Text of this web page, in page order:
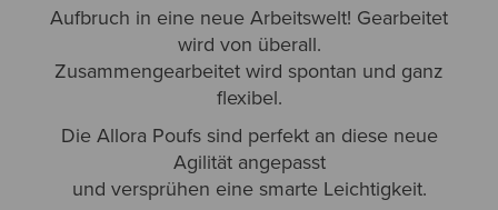
Aufbruch in eine neue Arbeitswelt! Gearbeitet
wird von überall.
Zusammengearbeitet wird spontan und ganz
flexibel.
Die Allora Poufs sind perfekt an diese neue
Agilität angepasst
und versprühen eine smarte Leichtigkeit.